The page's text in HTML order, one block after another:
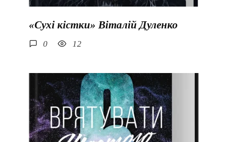
«Сухі кістки» Віталій Дуленко
0 12